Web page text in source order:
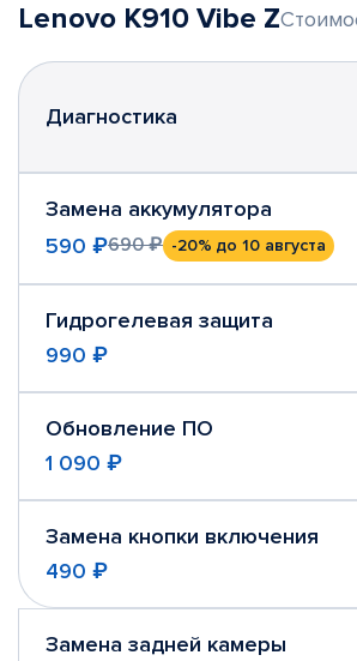
Lenovo K910 Vibe Z
Диагностика
Замена аккумулятора
590 ₽690 ₽ -20% до 10 августа
Гидрогелевая защита
990 ₽
Обновление ПО
1 090 ₽
Замена кнопки включения
490 ₽
Замена задней камеры